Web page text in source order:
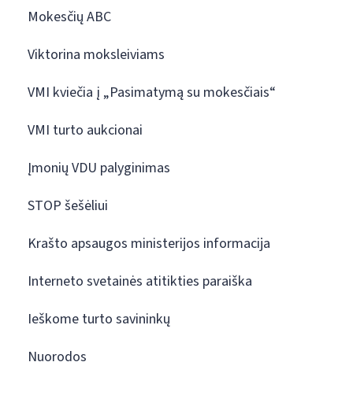
Mokesčių ABC
Viktorina moksleiviams
VMI kviečia į „Pasimatymą su mokesčiais“
VMI turto aukcionai
Įmonių VDU palyginimas
STOP šešėliui
Krašto apsaugos ministerijos informacija
Interneto svetainės atitikties paraiška
Ieškome turto savininkų
Nuorodos